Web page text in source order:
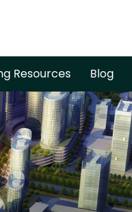
Resources Blog